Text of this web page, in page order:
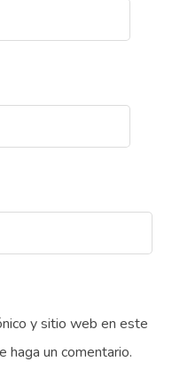
y sitio web en este
haga un comentario.